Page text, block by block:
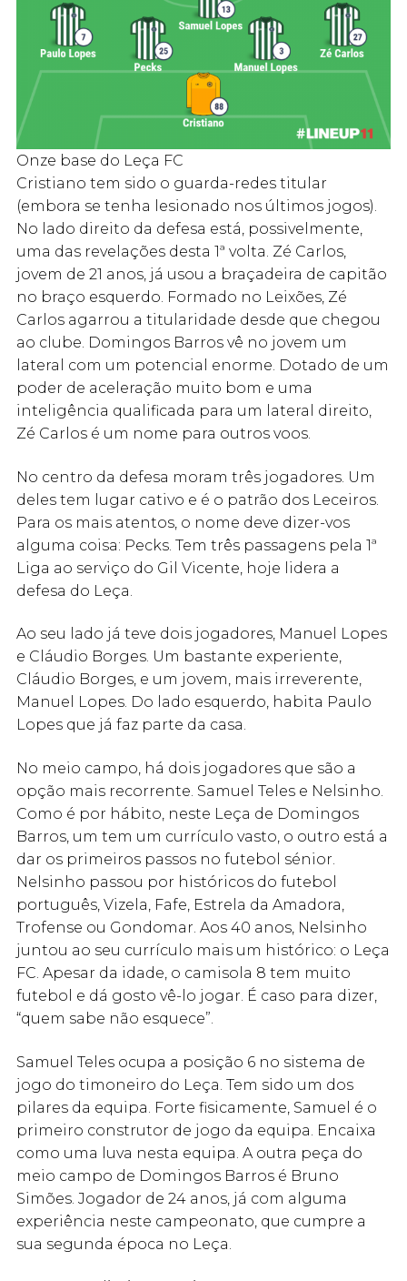
Onze base do Leça FC
Cristiano tem sido o guarda-redes titular
(embora se tenha lesionado nos últimos jogos).
No lado direito da defesa está, possivelmente,
uma das revelações desta 1ª volta. Zé Carlos,
jovem de 21 anos, já usou a braçadeira de capitão
no braço esquerdo. Formado no Leixões, Zé
Carlos agarrou a titularidade desde que chegou
ao clube. Domingos Barros vê no jovem um
lateral com um potencial enorme. Dotado de um
poder de aceleração muito bom e uma
inteligência qualificada para um lateral direito,
Zé Carlos é um nome para outros voos.
No centro da defesa moram três jogadores. Um
deles tem lugar cativo e é o patrão dos Leceiros.
Para os mais atentos, o nome deve dizer-vos
alguma coisa: Pecks. Tem três passagens pela 1ª
Liga ao serviço do Gil Vicente, hoje lidera a
defesa do Leça.
Ao seu lado já teve dois jogadores, Manuel Lopes
e Cláudio Borges. Um bastante experiente,
Cláudio Borges, e um jovem, mais irreverente,
Manuel Lopes. Do lado esquerdo, habita Paulo
Lopes que já faz parte da casa.
No meio campo, há dois jogadores que são a
opção mais recorrente. Samuel Teles e Nelsinho.
Como é por hábito, neste Leça de Domingos
Barros, um tem um currículo vasto, o outro está a
dar os primeiros passos no futebol sénior.
Nelsinho passou por históricos do futebol
português, Vizela, Fafe, Estrela da Amadora,
Trofense ou Gondomar. Aos 40 anos, Nelsinho
juntou ao seu currículo mais um histórico: o Leça
FC. Apesar da idade, o camisola 8 tem muito
futebol e dá gosto vê-lo jogar. É caso para dizer,
“quem sabe não esquece”.
Samuel Teles ocupa a posição 6 no sistema de
jogo do timoneiro do Leça. Tem sido um dos
pilares da equipa. Forte fisicamente, Samuel é o
primeiro construtor de jogo da equipa. Encaixa
como uma luva nesta equipa. A outra peça do
meio campo de Domingos Barros é Bruno
Simões. Jogador de 24 anos, já com alguma
experiência neste campeonato, que cumpre a
sua segunda época no Leça.